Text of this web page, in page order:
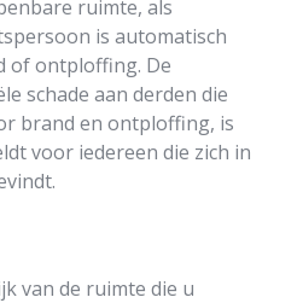
ruimte, als
is automatisch
of ontploffing. De
schade aan derden die
brand en ontploffing, is
voor iedereen die zich in
van de ruimte die u